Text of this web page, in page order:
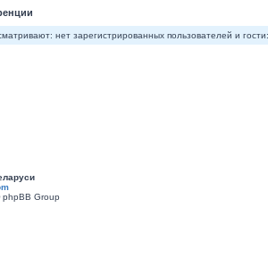
нет зарегистрированных пользователей и
Group